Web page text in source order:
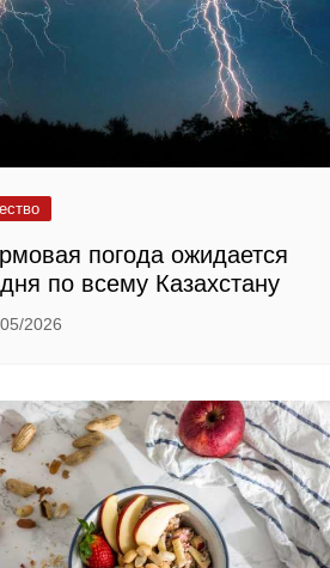
погода ожидается
по всему Казахстану
2026